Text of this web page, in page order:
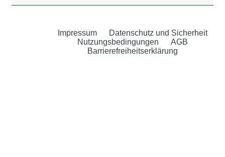
Impressum
Datenschutz und Sicherheit
Nutzungsbedingungen
AGB
Barrierefreiheitserklärung